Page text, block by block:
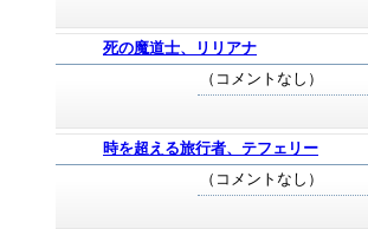
死の魔道士、リリアナ
（コメントなし）
時を超える旅行者、テフェリー
（コメントなし）